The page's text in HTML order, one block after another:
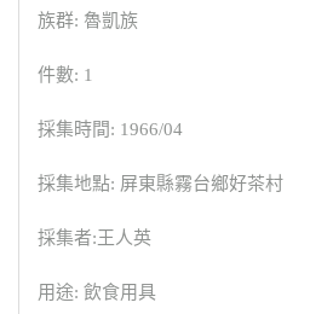
族群: 魯凱族
件數: 1
採集時間: 1966/04
採集地點: 屏東縣霧台鄉好茶村
採集者:王人英
用途: 飲食用具